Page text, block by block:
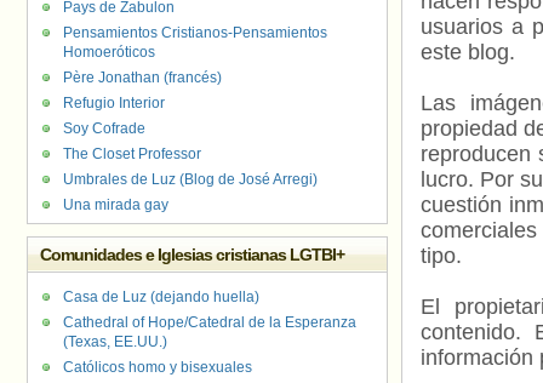
usuarios a
este blog.
Las
propiedad
reproducen
lucro. Por
cuestión
tipo.
El
contenido.
información
Pays de Zabulon
Pensamientos Cristianos-Pensamientos
Homoeróticos
Père Jonathan (francés)
Refugio Interior
Soy Cofrade
The Closet Professor
Umbrales de Luz (Blog de José Arregi)
Una mirada gay
Comunidades e Iglesias cristianas LGTBI+
Casa de Luz (dejando huella)
Cathedral of Hope/Catedral de la Esperanza
(Texas, EE.UU.)
Católicos homo y bisexuales